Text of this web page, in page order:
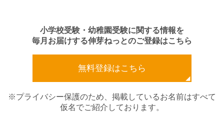
小学校受験・幼稚園受験に関する情報を
毎月お届けする伸芽ねっとのご登録はこちら
無料登録はこちら
※プライバシー保護のため、掲載しているお名前はすべて
仮名でご紹介しております。